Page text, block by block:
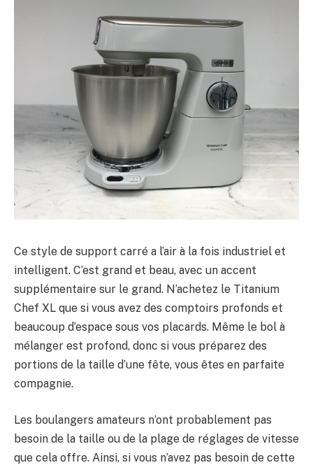
Ce style de support carré a l’air à la fois industriel et
intelligent. C’est grand et beau, avec un accent
supplémentaire sur le grand. N’achetez le Titanium
Chef XL que si vous avez des comptoirs profonds et
beaucoup d’espace sous vos placards. Même le bol à
mélanger est profond, donc si vous préparez des
portions de la taille d’une fête, vous êtes en parfaite
compagnie.
Les boulangers amateurs n’ont probablement pas
besoin de la taille ou de la plage de réglages de vitesse
que cela offre. Ainsi, si vous n’avez pas besoin de cette